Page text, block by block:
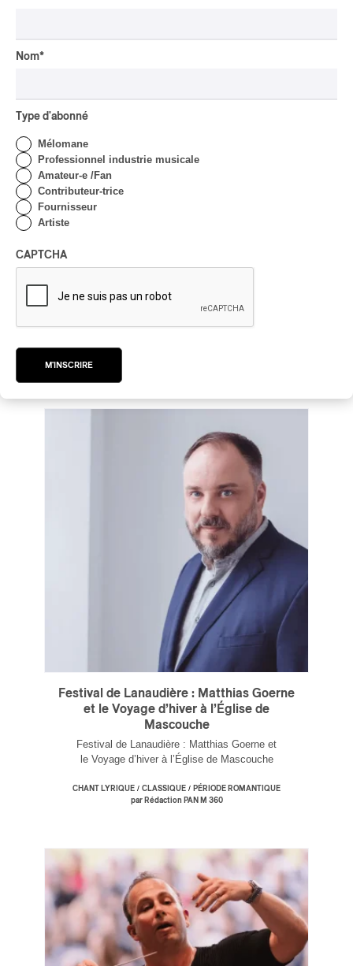
reste
Festival de Lanaudière : Matthias Goerne
et le Voyage d’hiver à l’Église de
Mascouche
Festival de Lanaudière : Matthias Goerne et
le Voyage d’hiver à l’Église de Mascouche
CHANT LYRIQUE / CLASSIQUE / PÉRIODE ROMANTIQUE
par Rédaction PAN M 360
Nom*
Type d'abonné
Mélomane
Professionnel industrie musicale
Amateur-e /Fan
Contributeur-trice
Fournisseur
Artiste
CAPTCHA
M'INSCRIRE